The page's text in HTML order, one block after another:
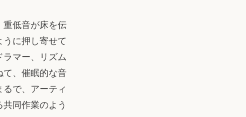
重低音が床を伝
に押し寄せて
ラマー、リズム
て、催眠的な音
で、アーティ
同作業のよう